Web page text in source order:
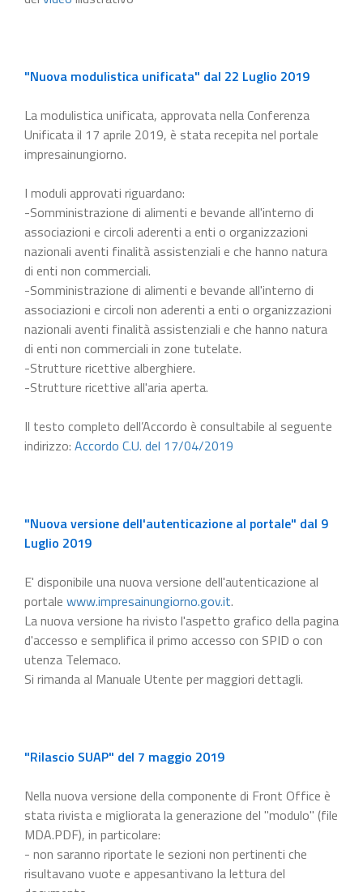
"Nuova modulistica unificata" dal 22 Luglio 2019
La modulistica unificata, approvata nella Conferenza
Unificata il 17 aprile 2019, è stata recepita nel portale
impresainungiorno.
I moduli approvati riguardano:
-Somministrazione di alimenti e bevande all'interno di
associazioni e circoli aderenti a enti o organizzazioni
nazionali aventi finalità assistenziali e che hanno natura
di enti non commerciali.
-Somministrazione di alimenti e bevande all'interno di
associazioni e circoli non aderenti a enti o organizzazioni
nazionali aventi finalità assistenziali e che hanno natura
di enti non commerciali in zone tutelate.
-Strutture ricettive alberghiere.
-Strutture ricettive all'aria aperta.
Il testo completo dell’Accordo è consultabile al seguente
indirizzo: Accordo C.U. del 17/04/2019
"Nuova versione dell'autenticazione al portale" dal 9
Luglio 2019
E' disponibile una nuova versione dell'autenticazione al
portale www.impresainungiorno.gov.it.
La nuova versione ha rivisto l'aspetto grafico della pagina
d'accesso e semplifica il primo accesso con SPID o con
utenza Telemaco.
Si rimanda al Manuale Utente per maggiori dettagli.
"Rilascio SUAP" del 7 maggio 2019
Nella nuova versione della componente di Front Office è
stata rivista e migliorata la generazione del "modulo" (file
MDA.PDF), in particolare:
- non saranno riportate le sezioni non pertinenti che
risultavano vuote e appesantivano la lettura del